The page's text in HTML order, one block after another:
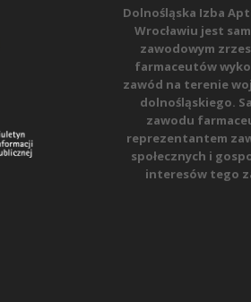
Dolnośląska Izba
Wrocławiu jest
zawodowym
farmaceutów
zawód na terenie
dolnośląskiego.
zawodu
reprezentantem
społecznych i
interesów tego